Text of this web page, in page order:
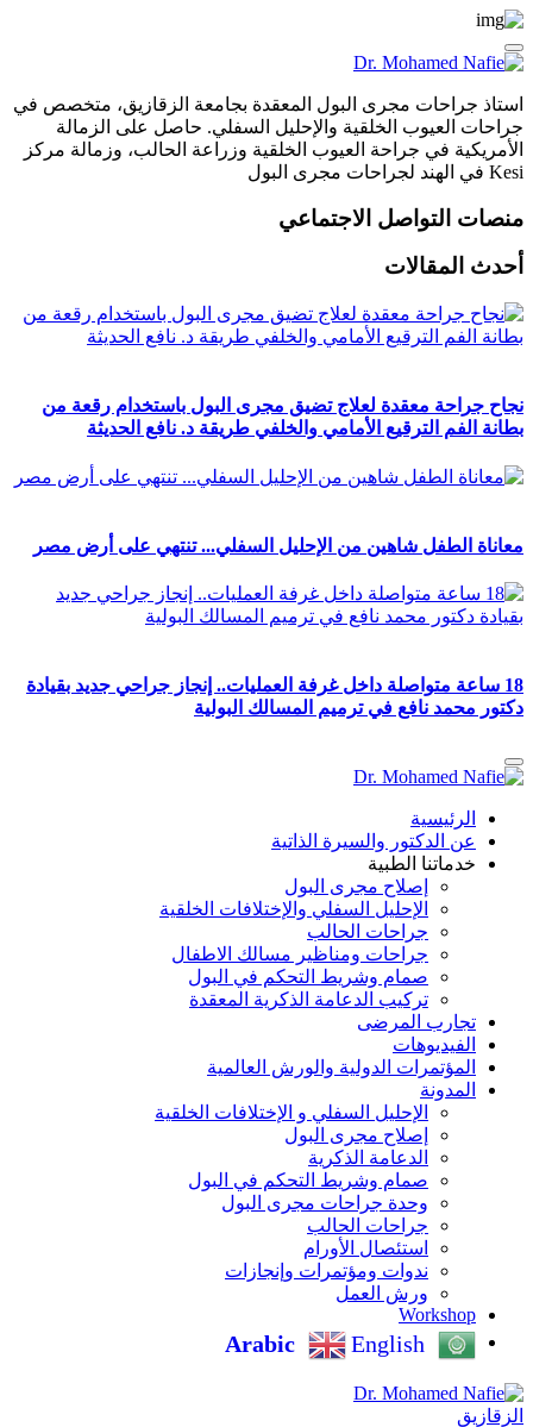
استاذ جراحات مجرى البول المعقدة بجامعة الزقازيق، متخصص في
جراحات العيوب الخلقية والإحليل السفلي. حاصل على الزمالة
الأمريكية في جراحة العيوب الخلقية وزراعة الحالب، وزمالة مركز
Kesi في الهند لجراحات مجرى البول
منصات التواصل الاجتماعي
أحدث المقالات
نجاح جراحة معقدة لعلاج تضيق مجرى البول باستخدام رقعة من
بطانة الفم الترقيع الأمامي والخلفي طريقة د. نافع الحديثة
معاناة الطفل شاهين من الإحليل السفلي... تنتهي على أرض مصر
18 ساعة متواصلة داخل غرفة العمليات.. إنجاز جراحي جديد بقيادة
دكتور محمد نافع في ترميم المسالك البولية
الرئيسية
عن الدكتور والسيرة الذاتية
خدماتنا الطبية
إصلاح مجرى البول
الإحليل السفلي والإختلافات الخلقية
جراحات الحالب
جراحات ومناظير مسالك الاطفال
صمام وشريط التحكم في البول
تركيب الدعامة الذكرية المعقدة
تجارب المرضى
الفيديوهات
المؤتمرات الدولية والورش العالمية
المدونة
الإحليل السفلي و الإختلافات الخلقية
إصلاح مجرى البول
الدعامة الذكرية
صمام وشريط التحكم في البول
وحدة جراحات مجرى البول
جراحات الحالب
استئصال الأورام
ندوات ومؤتمرات وإنجازات
ورش العمل
Workshop
Arabic English
الزقازيق